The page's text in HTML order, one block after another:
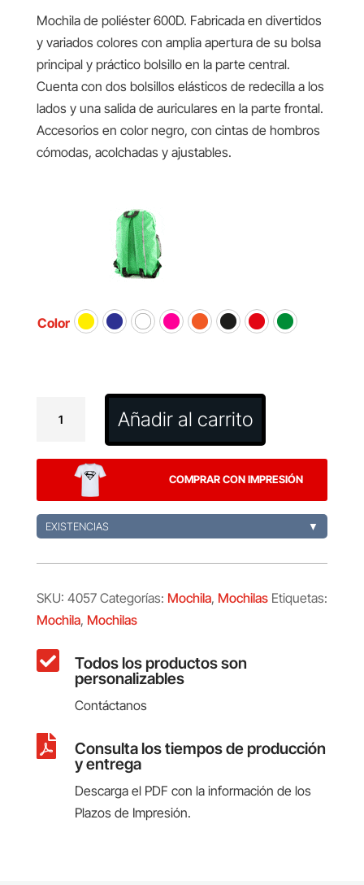
Mochila de poliéster 600D. Fabricada en divertidos
y variados colores con amplia apertura de su bolsa
principal y práctico bolsillo en la parte central.
Cuenta con dos bolsillos elásticos de redecilla a los
lados y una salida de auriculares en la parte frontal.
Accesorios en color negro, con cintas de hombros
cómodas, acolchadas y ajustables.
Color
Humus
Añadir al carrito
COMPRAR CON IMPRESIÓN
EXISTENCIAS ▼
SKU: 4057 Categorías: Mochila, Mochilas Etiquetas:
Mochila, Mochilas
 Todos los productos son
personalizables
Contáctanos
 Consulta los tiempos de producción
y entrega
Descarga el PDF con la información de los
Plazos de Impresión.